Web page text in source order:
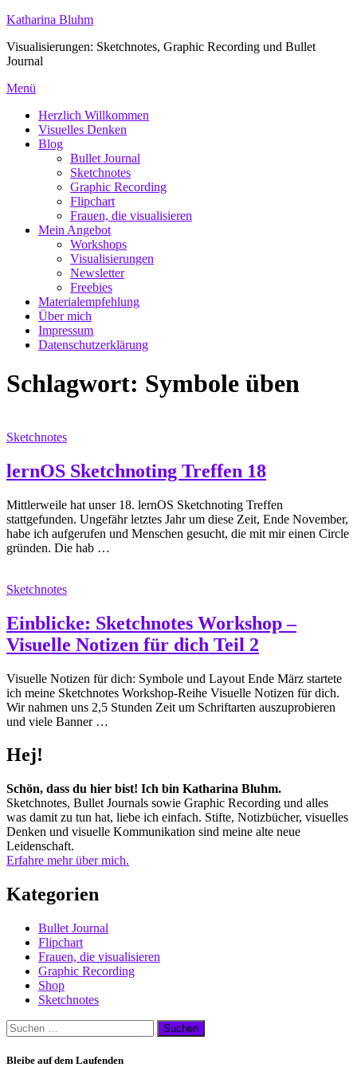
Zum
springen
Katharina Bluhm
Visualisierungen: Sketchnotes, Graphic Recording und Bullet
Journal
Menü
Herzlich Willkommen
Visuelles Denken
Blog
Bullet Journal
Sketchnotes
Graphic Recording
Flipchart
Frauen, die visualisieren
Mein Angebot
Workshops
Visualisierungen
Newsletter
Freebies
Materialempfehlung
Über mich
Impressum
Datenschutzerklärung
Schlagwort: Symbole üben
Sketchnotes
lernOS Sketchnoting Treffen 18
Mittlerweile hat unser 18. lernOS Sketchnoting Treffen
stattgefunden. Ungefähr letztes Jahr um diese Zeit, Ende November,
habe ich aufgerufen und Menschen gesucht, die mit mir einen Circle
gründen. Die hab …
Sketchnotes
Einblicke: Sketchnotes Workshop –
Visuelle Notizen für dich Teil 2
Visuelle Notizen für dich: Symbole und Layout Ende März startete
ich meine Sketchnotes Workshop-Reihe Visuelle Notizen für dich.
Wir nahmen uns 2,5 Stunden Zeit um Schriftarten auszuprobieren
und viele Banner …
Hej!
Schön, dass du hier bist! Ich bin Katharina Bluhm.
Sketchnotes, Bullet Journals sowie Graphic Recording und alles
was damit zu tun hat, liebe ich einfach. Stifte, Notizbücher, visuelles
Denken und visuelle Kommunikation sind meine alte neue
Leidenschaft.
Erfahre mehr über mich.
Kategorien
Bullet Journal
Flipchart
Frauen, die visualisieren
Graphic Recording
Shop
Sketchnotes
Suchen
nach:
Bleibe auf dem Laufenden